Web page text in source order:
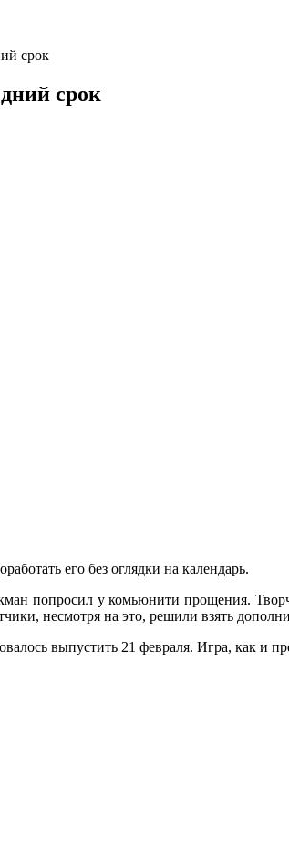
срок
срок
его без оглядки на календарь.
попросил у комьюнити прощения.
несмотря на это, решили взять
выпустить 21 февраля. Игра, как и